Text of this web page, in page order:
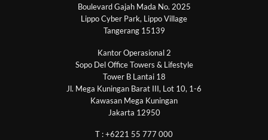
Boulevard Gajah Mada No. 2025
Lippo Cyber Park, Lippo Village
Tangerang 15139
Kantor Operasional 2
Sopo Del Office Towers & Lifestyle
Tower B Lantai 18
Jl. Mega Kuningan Barat III, Lot 10, 1-6
Kawasan Mega Kuningan
Jakarta 12950
T : +6221 55 777 000